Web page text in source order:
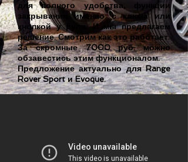
для полного удобства, функции
закрывания именно с ключа или
кнопкой у руля. И мы предлагаем
решение. Смотрим как это работает.
За скромные 7000 руб. можно
обзавестись этим функционалом.
Предложение актуально для Range
Rover Sport и Evoque.